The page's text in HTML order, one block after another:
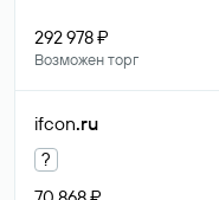
292 978 ₽
Возможен торг
ifcon.ru
?